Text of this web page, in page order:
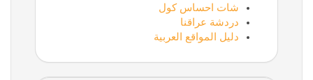
شات احساس كول
دردشة عراقنا
دليل المواقع العربية